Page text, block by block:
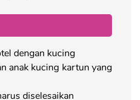
dengan kucing
anak kucing kartun yang
diselesaikan